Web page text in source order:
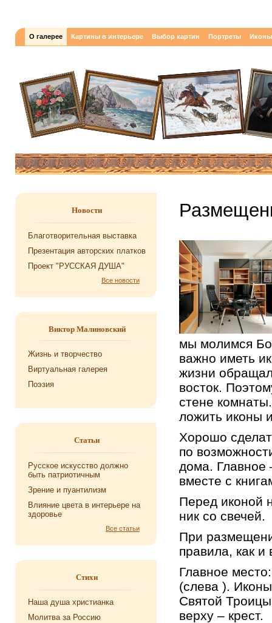
О галерее Картины в интерьере Выбор картин Портреты Иконы
Новости
Благотворительная выставка
Презентация авторских платков
Проект "РУССКАЯ ДУША"
Все новости
Виктор Малиновский
Жизнь и творчество
Виртуальная галерея
Поэзия
Статьи
Русское искусство должно
быть патриотичным
Зрение и пуантилизм
Влияние цвета в интерьере на
здоровье
Все статьи
Стихи
Наша душа хри­сти­ан­ка
Мо­лит­ва за Рос­сию
мы мо­лим­ся
важно иметь
жизни
во­сток.
стене
ло­жить иконы
Хо­ро­шо
по
дома. Глав­ное
вме­сте с
Перед ико­ной
ник со све­чей.
При
пра­ви­ла, как и
Глав­ное
(слева ).
Свя­той
верху – крест.